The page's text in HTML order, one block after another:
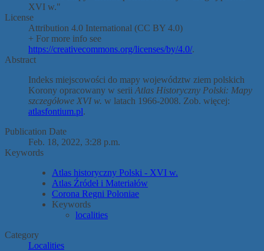
XVI w."
License
Attribution 4.0 International (CC BY 4.0)
+ For more info see
https://creativecommons.org/licenses/by/4.0/.
Abstract
Indeks miejscowości do mapy województw ziem polskich
Korony opracowany w serii Atlas Historyczny Polski: Mapy
szczegółowe XVI w. w latach 1966-2008. Zob. więcej:
atlasfontium.pl.
Publication Date
Feb. 18, 2022, 3:28 p.m.
Keywords
Atlas historyczny Polski - XVI w.
Atlas Źródeł i Materiałów
Corona Regni Poloniae
Keywords
localities
Category
Localities